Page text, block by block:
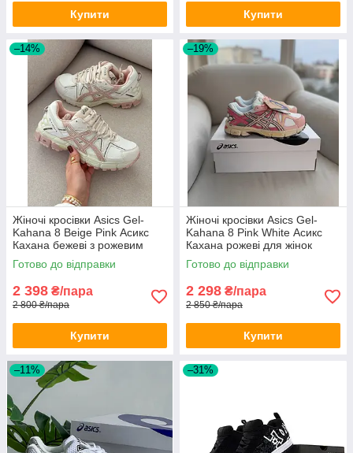
Купити Купити
–14%
Жіночі кросівки Asics Gel-
Kahana 8 Beige Pink Асикс
Кахана бежеві з рожевим
весна літо
Готово до відправки
2 398 ₴/пара
2 800 ₴/пара
Купити
–19%
Жіночі кросівки Asics Gel-
Kahana 8 Pink White Асикс
Кахана рожеві для жінок
весна осінь
Готово до відправки
2 298 ₴/пара
2 850 ₴/пара
Купити
–11% –31%